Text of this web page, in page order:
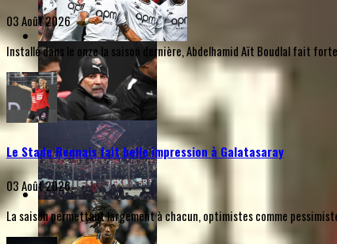
03 Août 2026
Installé dans le onze la saison dernière, Abdelhamid Aït Boudlal fait
Le Stade Rennais fait belle impression à Galatasaray
03 Août 2026
La saison permettant largement à chacun, optimistes comme